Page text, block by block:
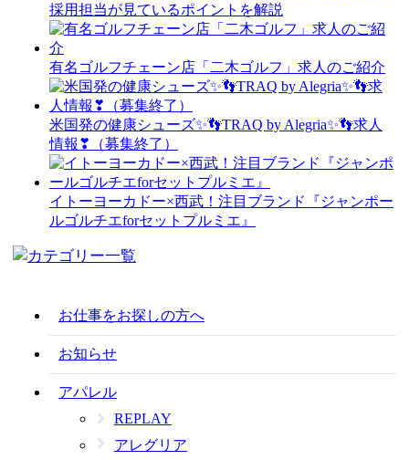
採用担当が見ているポイントを解説
有名ゴルフチェーン店「二木ゴルフ」求人のご紹介
米国発の健康シューズ✨👣TRAQ by Alegria✨👣求人
情報❣（募集終了）
イトーヨーカドー×西武！注目ブランド『ジャンポー
ルゴルチエforセットプルミエ』
お仕事をお探しの方へ
お知らせ
アパレル
REPLAY
アレグリア